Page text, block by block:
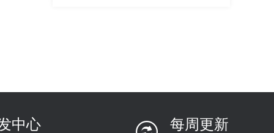
中心 每周更新